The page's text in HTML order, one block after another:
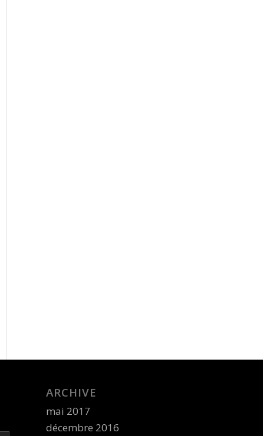
ARCHIVE
mai 2017
décembre 2016